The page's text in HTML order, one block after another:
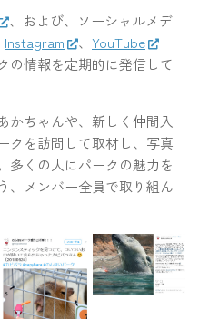
、および、ソーシャルメデ
Instagram 、 YouTube
の情報を定期的に発信して
かちゃんや、新しく仲間入
クを訪問して取材し、写真
多くの人にパークの魅力を
、メンバー全員で取り組ん